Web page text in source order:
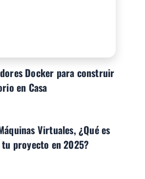
Docker para construir
en Casa
Virtuales, ¿Qué es
proyecto en 2025?